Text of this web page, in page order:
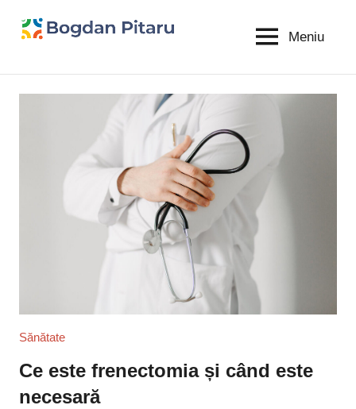
Bogdan
Pitaru
Meniu
Sănătate
Ce este frenectomia și când este
necesară